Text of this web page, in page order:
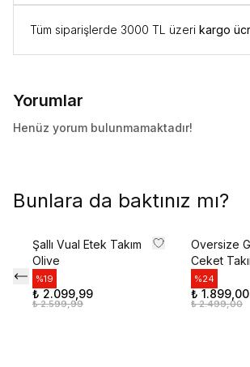
Tüm siparişlerde 3000 TL üzeri kargo
Yorumlar
Henüz yorum bulunmamaktadır!
Bunlara da baktınız mı?
Şallı Vual Etek Takım
Olive
%19
₺ 2.099,99
₺ 2.599,99
Oversize
Ceket
%24
₺ 1.899,00
₺ 2.499,00
İlk Siparişe
%10
İlk siparişte %10 indirim kodunu
size özel teklifler için
Kullanım Koşullarını kabul ediyorum
E-posta adresinizi girerek pazarlama ve tanıtım ile ilgili iletişim
Gizlilik Politikamızı okuduğunuzu ve kabul ettiğinizi onaylarsınız.